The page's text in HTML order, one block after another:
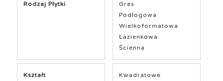
Rodzaj Płytki
Gres
Podłogowa
Wielkoformatowa
Łazienkowa
Ścienna
Kształt Kwadratowe